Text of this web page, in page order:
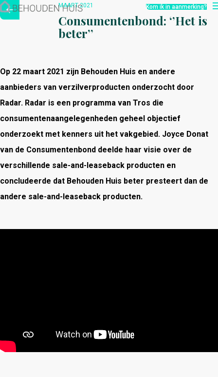
Hoe werkt het?
Over ons
Nieuwsbrief
Kom ik in aanmerking?
MAART 2021
Consumentenbond: ‘’Het is
beter’’
Op 22 maart 2021 zijn Behouden Huis en andere
aanbieders van verzilverproducten onderzocht door
Radar. Radar is een programma van Tros die
consumentenaangelegenheden geheel objectief
onderzoekt met kenners uit het vakgebied. Joyce Donat
van de Consumentenbond deelde haar visie over de
verschillende sale-and-leaseback producten en
concludeerde dat Behouden Huis beter presteert dan de
andere sale-and-leaseback producten.